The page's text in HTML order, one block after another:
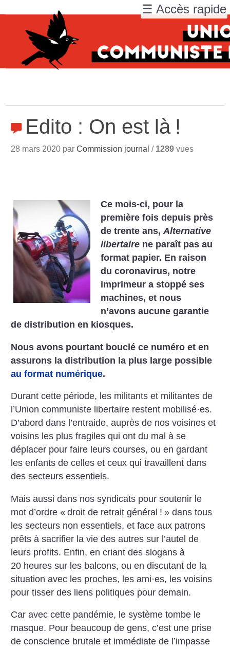
Edito : On est là !
28 mars 2020 parCommission journal / 1289 vues
Ce mois-ci, pour la
première fois depuis près
de trente ans,Alternative
libertaire ne paraît pas au
format papier. En raison
du coronavirus, notre
imprimeur a stoppé ses
machines, et nous
n’avons aucune garantie
de distribution en kiosques.
Nous avons pourtant bouclé ce numéro et en
assurons la distribution la plus large possible
au format numérique.
Durant cette période, les militants et militantesde
l’Union communiste libertaire restent mobilisé·es.
D’abord dans l’entraide, auprès de nos voisines et
voisins les plus fragiles qui ont du mal à se
déplacer pour faire leurs courses, ou en gardant
les enfants de celles et ceux qui travaillent dans
des secteurs essentiels.
Mais aussi dans nos syndicats pour soutenir le
mot d’ordre « droit de retrait général ! » dans tous
les secteurs non essentiels, et face aux patrons
prêts à sacrifier la vie des autres sur l’autel de
leurs profits. Enfin, en criant des slogans à
20 heures sur les balcons, ou en discutant de la
situation avec les proches, les ami·es, les voisins
pour tisser des liens politiques pour demain.
Car avec cette pandémie, le système tombe le
masque. Pour beaucoupde gens, c’est une prise
de conscience brutaleet immédiate de l’impasse
☰ Accès rapide